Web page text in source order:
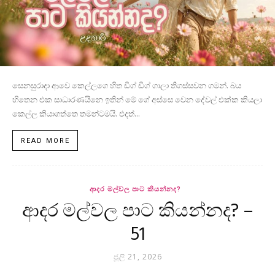
සෙනසුරාදා ආවෙ කෙල්ලගෙ හිත ඩිග් ඩිග් ගාලා තිගස්සවන ගමන්. බය
හිතෙන එක සාධාරණයිනෙ ඉතින් මේ ගේ අස්සෙ වෙන දේවල් එක්ක කියලා
කෙල්ල කියාගත්තෙ තමන්ටමයි. එදත්...
READ MORE
ආදර මල්වල පාට කියන්නද?
ආදර මල්වල පාට කියන්නද? –
51
ජූලි 21, 2026